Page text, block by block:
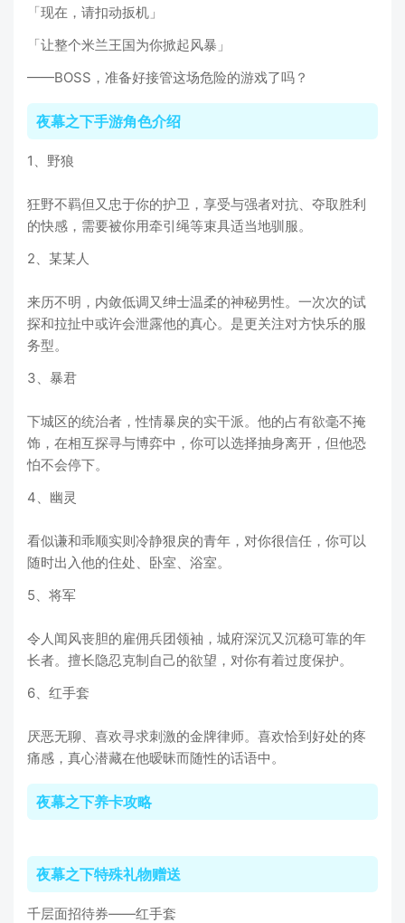
「现在，请扣动扳机」
「让整个米兰王国为你掀起风暴」
——BOSS，准备好接管这场危险的游戏了吗？
夜幕之下手游角色介绍
1、野狼
狂野不羁但又忠于你的护卫，享受与强者对抗、夺取胜利
的快感，需要被你用牵引绳等束具适当地驯服。
2、某某人
来历不明，内敛低调又绅士温柔的神秘男性。一次次的试
探和拉扯中或许会泄露他的真心。是更关注对方快乐的服
务型。
3、暴君
下城区的统治者，性情暴戾的实干派。他的占有欲毫不掩
饰，在相互探寻与博弈中，你可以选择抽身离开，但他恐
怕不会停下。
4、幽灵
看似谦和乖顺实则冷静狠戾的青年，对你很信任，你可以
随时出入他的住处、卧室、浴室。
5、将军
令人闻风丧胆的雇佣兵团领袖，城府深沉又沉稳可靠的年
长者。擅长隐忍克制自己的欲望，对你有着过度保护。
6、红手套
厌恶无聊、喜欢寻求刺激的金牌律师。喜欢恰到好处的疼
痛感，真心潜藏在他暧昧而随性的话语中。
夜幕之下养卡攻略
夜幕之下特殊礼物赠送
千层面招待券——红手套